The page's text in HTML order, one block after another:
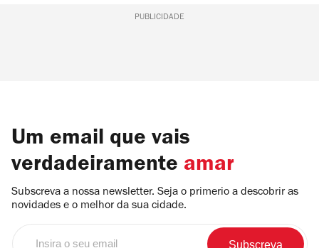
PUBLICIDADE
Um email que vais
verdadeiramente amar
Subscreva a nossa newsletter. Seja o primerio a descobrir as
novidades e o melhor da sua cidade.